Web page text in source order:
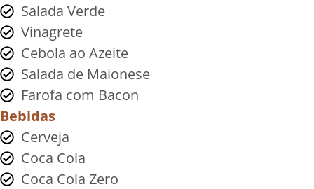
Salada Verde
Vinagrete
Cebola ao Azeite
Salada de Maionese
Farofa com Bacon
Bebidas
Cerveja
Coca Cola
Coca Cola Zero